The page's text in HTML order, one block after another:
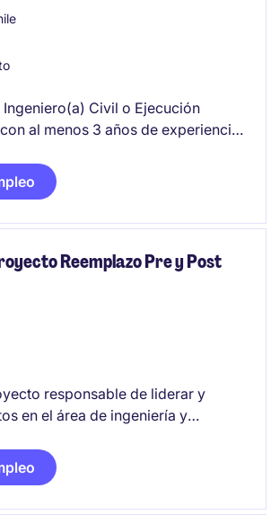
Ingeniero(a) Civil o Ejecución
al menos 3 años de experiencia
económicas en proyectos de
de subestaciones y
Reemplazo Pre y Post
responsable de liderar y
en el área de ingeniería y
objetivos técnicos y plazos